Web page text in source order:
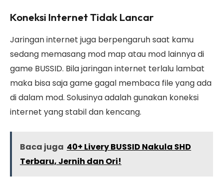
Koneksi Internet Tidak Lancar
Jaringan internet juga berpengaruh saat kamu
sedang memasang mod map atau mod lainnya di
game BUSSID. Bila jaringan internet terlalu lambat
maka bisa saja game gagal membaca file yang ada
di dalam mod. Solusinya adalah gunakan koneksi
internet yang stabil dan kencang.
Baca juga 40+ Livery BUSSID Nakula SHD
Terbaru, Jernih dan Ori!